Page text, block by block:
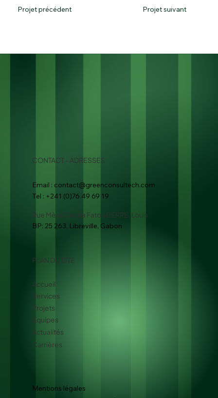
Projet suivant
Projet précédent
PLAN DU SITE
Accueil
Services
Projets
Equipes
Actualités
Carrières
Mentions légales
Tel : +241 (0)76 49 69 19
Email : contact@greenconsultech.com
CONTACT - ADRESSES
Rue Mère Cécilia Fatou BERRE, Louis
BP: 25 263, Libreville, Gabon